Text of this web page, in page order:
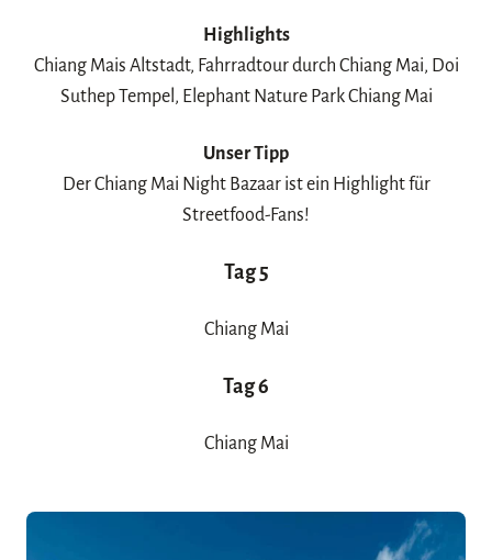
Highlights
Chiang Mais Altstadt, Fahrradtour durch Chiang Mai, Doi
Suthep Tempel, Elephant Nature Park Chiang Mai
Unser Tipp
Der Chiang Mai Night Bazaar ist ein Highlight für
Streetfood-Fans!
Tag 5
Chiang Mai
Tag 6
Chiang Mai